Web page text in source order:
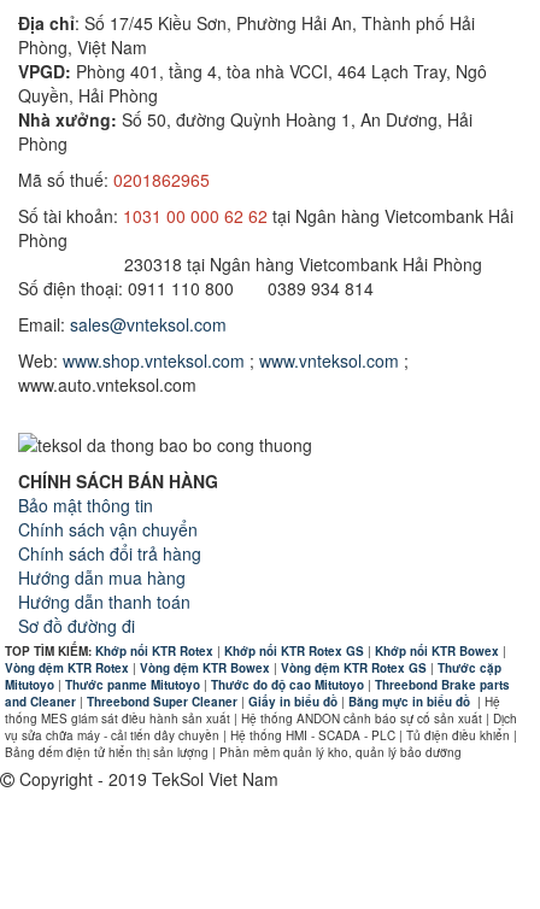
Địa chỉ: Số 17/45 Kiều Sơn, Phường Hải An, Thành phố Hải
Phòng, Việt Nam
VPGD: Phòng 401, tầng 4, tòa nhà VCCI, 464 Lạch Tray, Ngô
Quyền, Hải Phòng
Nhà xưởng: Số 50, đường Quỳnh Hoàng 1, An Dương, Hải
Phòng
Mã số thuế: 0201862965
Số tài khoản: 1031 00 000 62 62 tại Ngân hàng Vietcombank Hải
Phòng
230318 tại Ngân hàng Vietcombank Hải Phòng
Số điện thoại: 0911 110 800 0389 934 814
Email: sales@vnteksol.com
Web: www.shop.vnteksol.com ; www.vnteksol.com ;
www.auto.vnteksol.com
CHÍNH SÁCH BÁN HÀNG
Bảo mật thông tin
Chính sách vận chuyển
Chính sách đổi trả hàng
Hướng dẫn mua hàng
Hướng dẫn thanh toán
Sơ đồ đường đi
TOP TÌM KIẾM:Khớp nối KTR Rotex |Khớp nối KTR Rotex GS |Khớp nối KTR Bowex |
Vòng đệm KTR Rotex | Vòng đệm KTR Bowex |Vòng đệm KTR Rotex GS |Thước cặp
Mitutoyo |Thước panme Mitutoyo |Thước đo độ cao Mitutoyo |Threebond Brake parts
and Cleaner |Threebond Super Cleaner |Giấy in biểu đồ |Băng mực in biểu đồ | Hệ
thống MES giám sát điều hành sản xuất | Hệ thống ANDON cảnh báo sự cố sản xuất | Dịch
vụ sửa chữa máy - cải tiến dây chuyền | Hệ thống HMI - SCADA - PLC | Tủ điện điều khiển |
Bảng đếm điện tử hiển thị sản lượng | Phần mềm quản lý kho, quản lý bảo dưỡng
Copyright - 2019 TekSol Viet Nam